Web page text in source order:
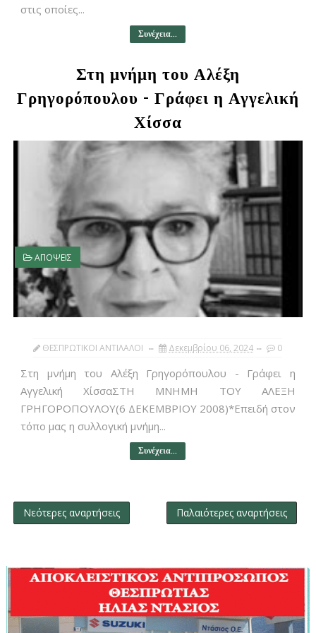
στις οποίες...
Συνέχεια...
Στη μνήμη του Αλέξη
Γρηγορόπουλου - Γράφει η Αγγελική
Χίσσα
ΑΠΟΨΕΙΣ
ΘΕΣΠΡΩΤΙΚΟΙ ΑΝΤΙΛΑΛΟΙ Δεκεμβρίου 06, 2024 0
Στη μνήμη του Αλέξη Γρηγορόπουλου - Γράφει η
Αγγελική ΧίσσαΣΤΗ ΜΝΗΜΗ ΤΟΥ ΑΛΕΞΗ
ΓΡΗΓΟΡΟΠΟΥΛΟΥ(6 ΔΕΚΕΜΒΡΙΟΥ 2008)*Επειδή στον
τόπο μας η συλλογική μνήμη...
Συνέχεια...
Νεότερες αναρτήσεις Παλαιότερες αναρτήσεις